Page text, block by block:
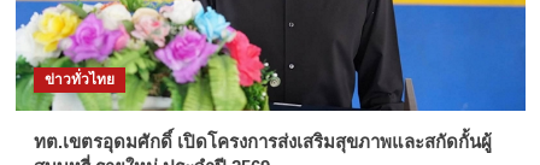
ข่าวทั่วไทย
ทต.เขตรอุดมศักดิ์ เปิดโครงการส่งเสริมสุขภาพและสกัดกั้นผู้